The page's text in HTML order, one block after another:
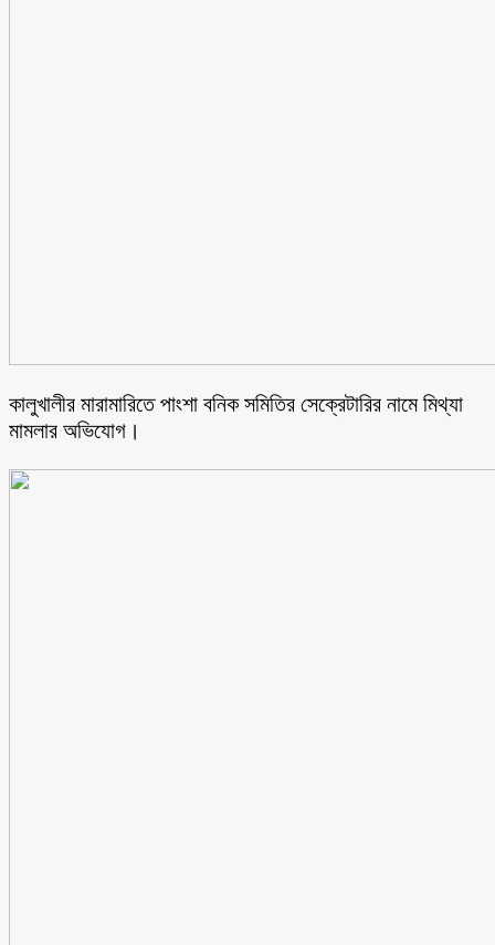
কালুখালীর মারামারিতে পাংশা বনিক সমিতির সেক্রেটারির নামে মিথ্যা
মামলার অভিযোগ।